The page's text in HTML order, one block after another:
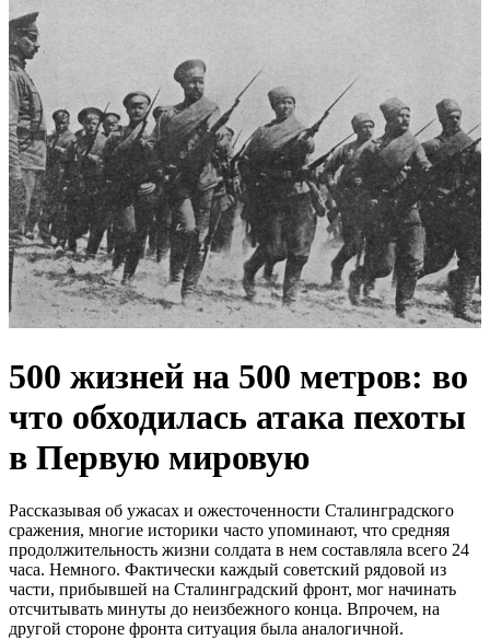
500 жизней на 500 метров: во
что обходилась атака пехоты
в Первую мировую
Рассказывая об ужасах и ожесточенности Сталинградского
сражения, многие историки часто упоминают, что средняя
продолжительность жизни солдата в нем составляла всего 24
часа. Немного. Фактически каждый советский рядовой из
части, прибывшей на Сталинградский фронт, мог начинать
отсчитывать минуты до неизбежного конца. Впрочем, на
другой стороне фронта ситуация была аналогичной.